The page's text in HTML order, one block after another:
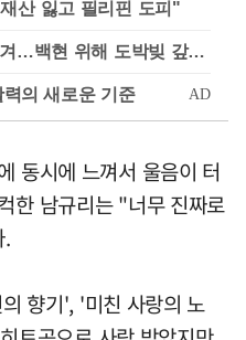
산 잃고 필리핀 도피"
차가원 "MC몽에 400억 뜯겨…백현 위해 도박빚 갚아줘"
동시에 느껴서 울음이 터
한 남규리는 "너무 진짜로
.
향기', '미친 사랑의 노